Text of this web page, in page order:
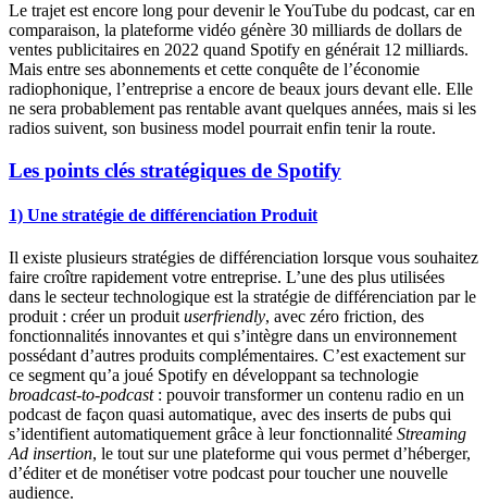
Le trajet est encore long pour devenir le YouTube du podcast, car en
comparaison, la plateforme vidéo génère 30 milliards de dollars de
ventes publicitaires en 2022 quand Spotify en générait 12 milliards.
Mais entre ses abonnements et cette conquête de l’économie
radiophonique, l’entreprise a encore de beaux jours devant elle. Elle
ne sera probablement pas rentable avant quelques années, mais si les
radios suivent, son business model pourrait enfin tenir la route.
Les points clés stratégiques de Spotify
1) Une stratégie de différenciation Produit
Il existe plusieurs stratégies de différenciation lorsque vous souhaitez
faire croître rapidement votre entreprise. L’une des plus utilisées
dans le secteur technologique est la stratégie de différenciation par le
produit : créer un produit userfriendly, avec zéro friction, des
fonctionnalités innovantes et qui s’intègre dans un environnement
possédant d’autres produits complémentaires. C’est exactement sur
ce segment qu’a joué Spotify en développant sa technologie
broadcast-to-podcast: pouvoir transformer un contenu radio en un
podcast de façon quasi automatique, avec des inserts de pubs qui
s’identifient automatiquement grâce à leur fonctionnalité Streaming
Ad insertion, le tout sur une plateforme qui vous permet d’héberger,
d’éditer et de monétiser votre podcast pour toucher une nouvelle
audience.